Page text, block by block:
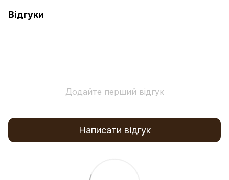
Відгуки
Додайте перший відгук
Написати відгук